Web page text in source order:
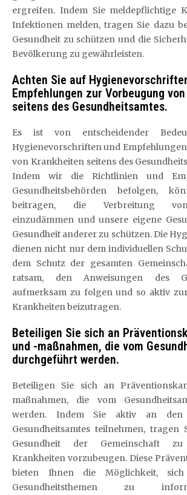
ergreifen. Indem Sie meldepflichtige
Infektionen melden, tragen Sie dazu
Gesundheit zu schützen und die
Bevölkerung zu gewährleisten.
Achten Sie auf
Empfehlungen zur Vorbeugung
seitens des Gesundheitsamtes.
Es ist von entscheidender
Hygienevorschriften und
von Krankheiten seitens des
Indem wir die Richtlinien und
Gesundheitsbehörden befolgen,
beitragen, die Verbreitung
einzudämmen und unsere eigene
Gesundheit anderer zu schützen. Die
dienen nicht nur dem individuellen
dem Schutz der gesamten
ratsam, den Anweisungen des
aufmerksam zu folgen und so aktiv
Krankheiten beizutragen.
Beteiligen Sie sich an
und -maßnahmen, die vom
durchgeführt werden.
Beteiligen Sie sich an
maßnahmen, die vom
werden. Indem Sie aktiv an den
Gesundheitsamtes teilnehmen, tragen
Gesundheit der Gemeinschaft
Krankheiten vorzubeugen. Diese
bieten Ihnen die Möglichkeit,
Gesundheitsthemen zu